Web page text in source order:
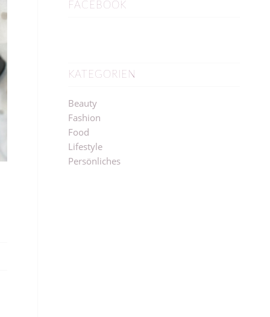
FACEBOOK
KATEGORIEN
Beauty
Fashion
Food
Lifestyle
Persönliches